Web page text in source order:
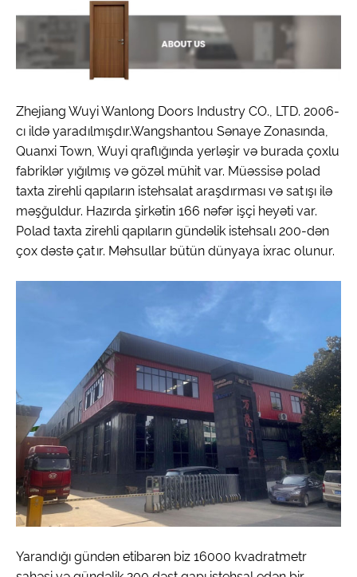
Zhejiang Wuyi Wanlong Doors Industry CO., LTD. 2006-
cı ildə yaradılmışdır.Wangshantou Sənaye Zonasında,
Quanxi Town, Wuyi qraflığında yerləşir və burada çoxlu
fabriklər yığılmış və gözəl mühit var. Müəssisə polad
taxta zirehli qapıların istehsalat araşdırması və satışı ilə
məşğuldur. Hazırda şirkətin 166 nəfər işçi heyəti var.
Polad taxta zirehli qapıların gündəlik istehsalı 200-dən
çox dəstə çatır. Məhsullar bütün dünyaya ixrac olunur.
Yarandığı gündən etibarən biz 16000 kvadratmetr